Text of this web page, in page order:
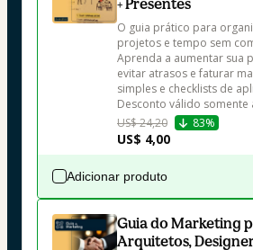
+ Presentes
O guia prático para
projetos e tempo sem
Aprenda a aumentar sua
evitar atrasos e faturar
simples e checklists de
Desconto válido somente
US$ 24,20
83%
US$ 4,00
Adicionar produto
Guia do Marketing
Arquitetos,